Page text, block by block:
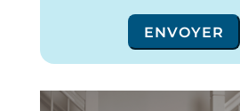
ENVOYER